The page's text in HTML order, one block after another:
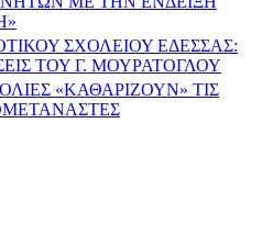
ΣΧΟΛΕΙΟΥ ΕΔΕΣΣΑΣ:
ΤΟΥ Γ. ΜΟΥΡΑΤΟΓΛΟΥ
«ΚΑΘΑΡΙΖΟΥΝ» ΤΙΣ